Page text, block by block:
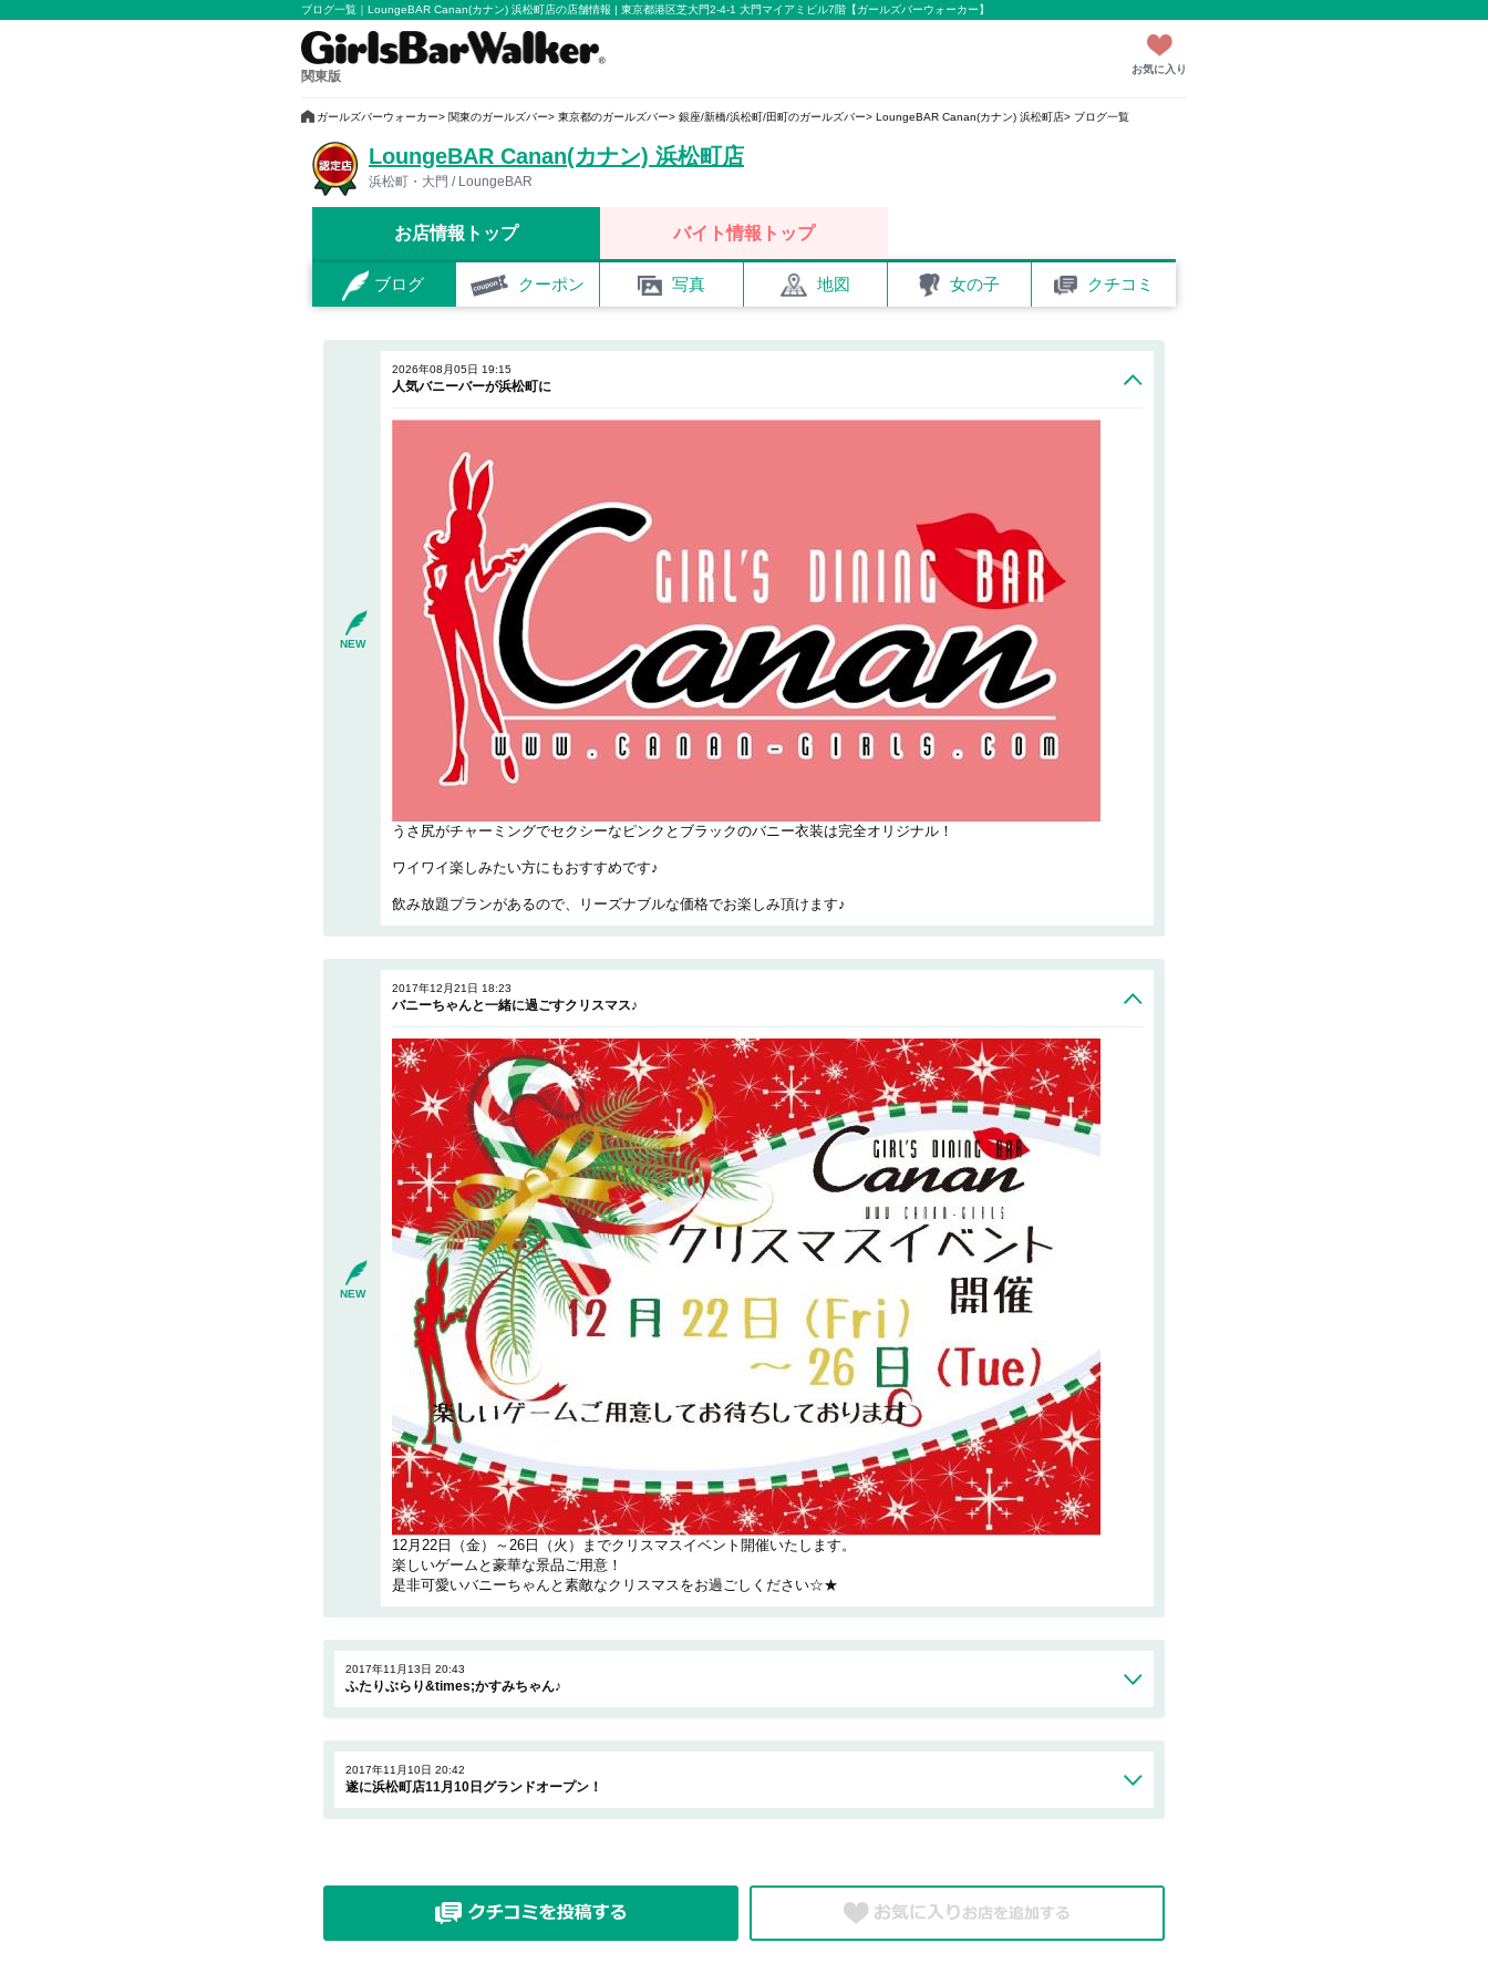
ブログ一覧｜LoungeBAR Canan(カナン) 浜松町店の店舗情報 | 東京都港区芝大門2-4-1 大門マイアミビル7階【ガールズバーウォーカー】
関東版 お気に入り
ガールズバーウォーカー 関東のガールズバー 東京都のガールズバー 銀座/新橋/浜松町/田町のガールズバー LoungeBAR Canan(カナン) 浜松町店 ブログ一覧
LoungeBAR Canan(カナン) 浜松町店
浜松町・大門 / LoungeBAR
お店情報トップ バイト情報トップ
ブログ クーポン 写真 地図 女の子 クチコミ
NEW
2026年08月05日 19:15
人気バニーバーが浜松町に
うさ尻がチャーミングでセクシーなピンクとブラックのバニー衣装は完全オリジナル！
ワイワイ楽しみたい方にもおすすめです♪
飲み放題プランがあるので、リーズナブルな価格でお楽しみ頂けます♪
NEW
2017年12月21日 18:23
バニーちゃんと一緒に過ごすクリスマス♪
12月22日（金）～26日（火）までクリスマスイベント開催いたします。
楽しいゲームと豪華な景品ご用意！
是非可愛いバニーちゃんと素敵なクリスマスをお過ごしください☆★
2017年11月13日 20:43
ふたりぶらり&times;かすみちゃん♪
2017年11月10日 20:42
遂に浜松町店11月10日グランドオープン！